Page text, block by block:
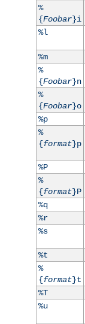
%
{Foobar}i
%l
%m
%
{Foobar}n
%
{Foobar}o
%p
%
{format}p
%P
%
{format}P
%q
%r
%s
%t
%
{format}t
%T
%u